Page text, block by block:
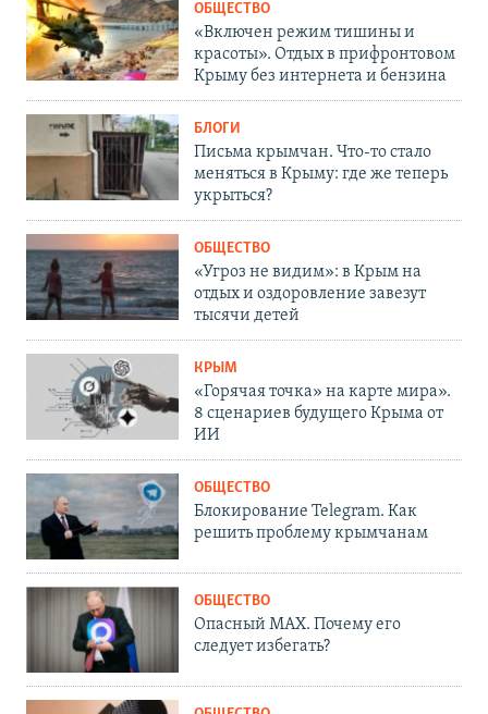
ОБЩЕСТВО
«Включен режим тишины и
красоты». Отдых в прифронтовом
Крыму без интернета и бензина
БЛОГИ
Письма крымчан. Что-то стало
меняться в Крыму: где же теперь
укрыться?
ОБЩЕСТВО
«Угроз не видим»: в Крым на
отдых и оздоровление завезут
тысячи детей
КРЫМ
«Горячая точка» на карте мира».
8 сценариев будущего Крыма от
ИИ
ОБЩЕСТВО
Блокирование Telegram. Как
решить проблему крымчанам
ОБЩЕСТВО
Опасный MAX. Почему его
следует избегать?